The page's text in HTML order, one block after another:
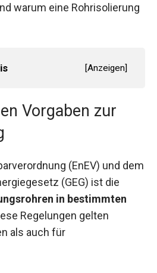
warum eine Rohrisolierung
[Anzeigen]
Vorgaben zur
(EnEV) und dem
(GEG) ist die
in bestimmten
Regelungen gelten
als auch für